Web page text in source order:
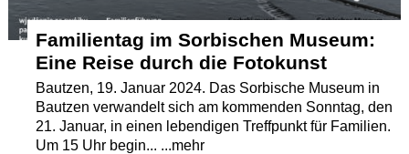
Familientag im Sorbischen Museum:
Eine Reise durch die Fotokunst
Bautzen, 19. Januar 2024. Das Sorbische Museum in
Bautzen verwandelt sich am kommenden Sonntag, den
21. Januar, in einen lebendigen Treffpunkt für Familien.
Um 15 Uhr begin... ...mehr